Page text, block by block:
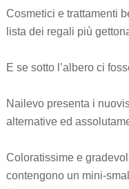
Cosmetici e trattamenti
lista dei regali più
E se sotto l’albero ci
Nailevo presenta i
alternative ed
Coloratissime e
contengono un mini-